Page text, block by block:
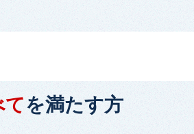
てを満たす方